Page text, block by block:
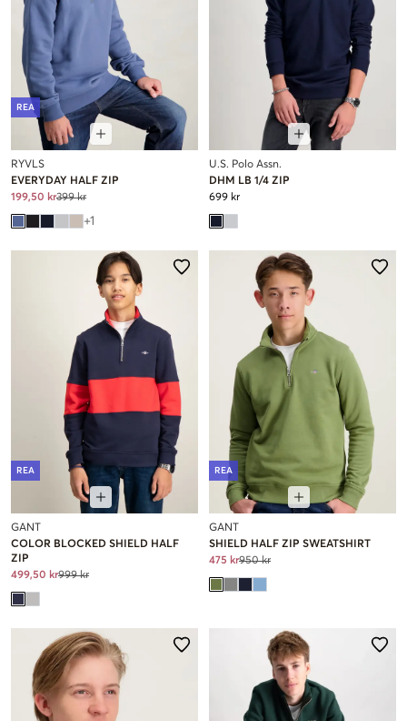
REA
RYVLS
EVERYDAY HALF ZIP
199,50 kr399 kr
+1
U.S. Polo Assn.
DHM LB 1/4 ZIP
699 kr
REA
GANT
COLOR BLOCKED SHIELD HALF
ZIP
499,50 kr999 kr
REA
GANT
SHIELD HALF ZIP SWEATSHIRT
475 kr950 kr